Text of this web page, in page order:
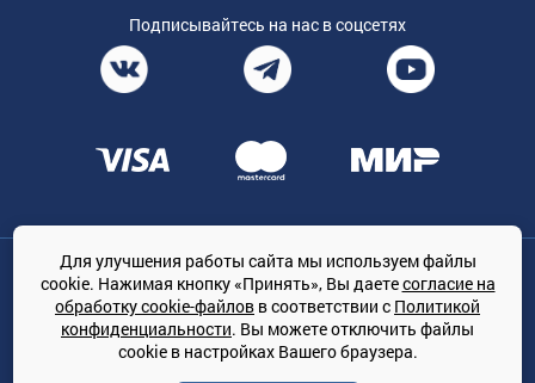
Подписывайтесь на нас в соцсетях
Общество с ограниченной ответственностью «ТРЕЙДКОН», ОГРН:
1167847364079, 197022, г. Санкт-Петербург, проспект Медиков, 7
КЛИМАТПРОФ.ONLINE - оптовая продажа кондиционеров и
климатической техники на территории РФ
© Сайт принадлежит ООО «ТРЕЙДКОН»
Для улучшения работы сайта мы используем файлы
cookie. Нажимая кнопку «Принять», Вы даетесогласие на
обработку cookie-файлов в соответствии с Политикой
конфиденциальности. Вы можете отключить файлы
cookie в настройках Вашего браузера.